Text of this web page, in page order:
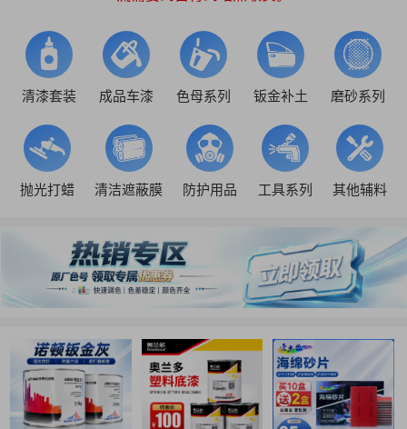
清漆套装 成品车漆 色母系列 钣金补土 磨砂系列
抛光打蜡 清洁遮蔽膜 防护用品 工具系列 其他辅料